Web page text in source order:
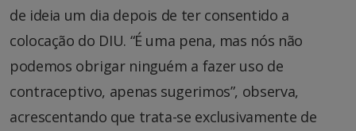
de ideia um dia depois de ter consentido a
colocação do DIU. “É uma pena, mas nós não
podemos obrigar ninguém a fazer uso de
contraceptivo, apenas sugerimos”, observa,
acrescentando que trata-se exclusivamente de